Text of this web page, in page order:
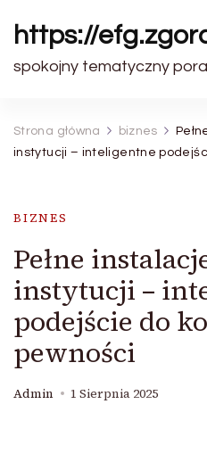
https://
spokojny tematyczny
Strona główna biznes
instytucji – inteligentne
BIZNES
Pełne
instytucji –
podejście do
pewności
Admin 1 Sierpnia 2025